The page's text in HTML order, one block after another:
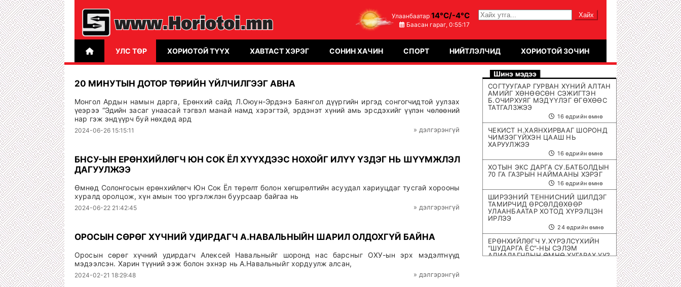
Улаанбаатар 14°C/-4°C
Баасан гараг, 0:55:17
УЛС ТӨР ХОРИОТОЙ ТҮҮХ ХАВТАСТ ХЭРЭГ СОНИН ХАЧИН СПОРТ НИЙТЛЭЛЧИД ХОРИОТОЙ ЗОЧИН
20 МИНУТЫН ДОТОР ТӨРИЙН ҮЙЛЧИЛГЭЭГ АВНА
Монгол Ардын намын дарга, Ерөнхий сайд Л.Оюун-Эрдэнэ Баянгол дүүргийн иргэд сонгогчидтой уулзах
үеэрээ “Эдийн засаг унаасай тэгвэл манай намд хэрэгтэй, эрдэнэт хүний амь эрсдэхийг үүлэн чөлөөний
нар гэж эндүүрч буй нөхдөд ард
2024-06-26 15:15:11 » дэлгэрэнгүй
БНСУ-ЫН ЕРӨНХИЙЛӨГЧ ЮН СОК ЁЛ ХҮҮХДЭЭС НОХОЙГ ИЛҮҮ ҮЗДЭГ НЬ ШҮҮМЖЛЭЛ
ДАГУУЛЖЭЭ
Өмнөд Солонгосын ерөнхийлөгч Юн Сок Ёл төрөлт болон хөгшрөлтийн асуудал хариуцдаг тусгай хорооны
хуралд оролцож, хүн амын тоо үргэлжлэн буурсаар байгаа нь
2024-06-22 21:42:45 » дэлгэрэнгүй
ОРОСЫН СӨРӨГ ХҮЧНИЙ УДИРДАГЧ А.НАВАЛЬНЫЙН ШАРИЛ ОЛДОХГҮЙ БАЙНА
Оросын сөрөг хүчний удирдагч Алексей Навальныйг шоронд нас барсныг ОХУ-ын эрх мэдэлтнүүд
мэдээлсэн. Харин түүний ээж болон эхнэр нь А.Навальныйг хордуулж алсан,
2024-02-21 18:29:48 » дэлгэрэнгүй
СОГТУУГААР ГУРВАН ХҮНИЙ АЛТАН
АМИЙГ ХӨНӨӨСӨН СЭЖИГТЭН
Б.ОЧИРХУЯГ МЭДҮҮЛЭГ ӨГӨХӨӨС
ТАТГАЛЗЖЭЭ
16 өдрийн өмнө
ЧЕКИСТ Н.ХАЯНХИРВААГ ШОРОНД
ЧИМЭЭГҮЙХЭН ЦААШ НЬ
ХАРУУЛЖЭЭ
16 өдрийн өмнө
ХОТЫН ЭКС ДАРГА СУ.БАТБОЛДЫН
70 ГА ГАЗРЫН НАЙМААНЫ ХЭРЭГ
16 өдрийн өмнө
ШИРЭЭНИЙ ТЕННИСНИЙ ШИЛДЭГ
ТАМИРЧИД ӨРСӨЛДӨХӨӨР
УЛААНБААТАР ХОТОД ХҮРЭЛЦЭН
ИРЛЭЭ
24 өдрийн өмнө
ЕРӨНХИЙЛӨГЧ У.ХҮРЭЛСҮХИЙН
“ШУДАРГА ЁС”-НЫ СЭЛЭМ
АЛИАЛАГЧДЫН ӨМНӨ ХУГАРАХ УУ?